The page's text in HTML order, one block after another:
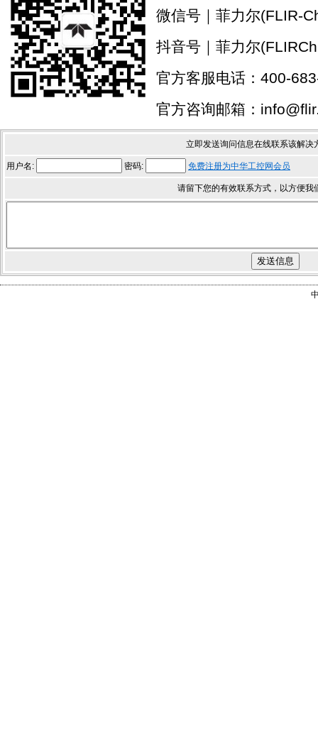
微信号｜菲力尔(FLIR-
抖音号｜菲力尔
官方客服电话：400-
官方咨询邮箱：
立即发送询问信息在线联系该解决
用户名: 密码: 免费注册为中华工控网会员
请留下您的有效联系方式，以方便我